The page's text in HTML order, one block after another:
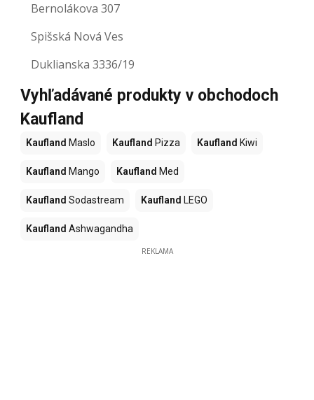
Bernolákova 307
Spišská Nová Ves
Duklianska 3336/19
Vyhľadávané produkty v obchodoch
Kaufland
Kaufland Maslo Kaufland Pizza Kaufland Kiwi
Kaufland Mango Kaufland Med
Kaufland Sodastream Kaufland LEGO
Kaufland Ashwagandha
REKLAMA